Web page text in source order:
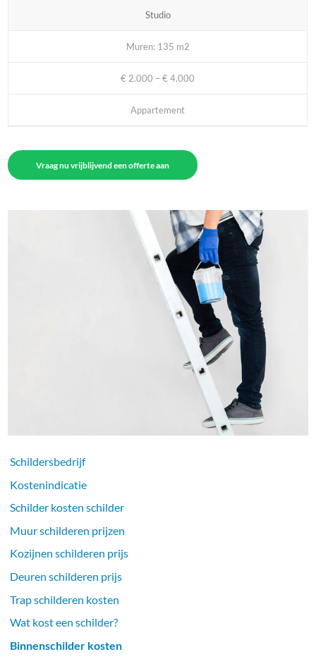
Studio
Muren: 135 m2
€ 2.000 – € 4.000
Appartement
Vraag nu vrijblijvend een offerte aan
Schildersbedrijf
Kostenindicatie
Schilder kosten schilder
Muur schilderen prijzen
Kozijnen schilderen prijs
Deuren schilderen prijs
Trap schilderen kosten
Wat kost een schilder?
Binnenschilder kosten